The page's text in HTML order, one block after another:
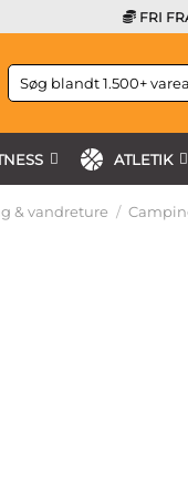
FRI
Søg
efter:
ATLETIK
& vandreture /